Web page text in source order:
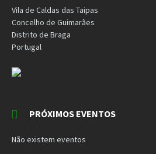
Vila de Caldas das Taipas
Concelho de Guimarães
Distrito de Braga
Portugal
PRÓXIMOS EVENTOS
Não existem eventos